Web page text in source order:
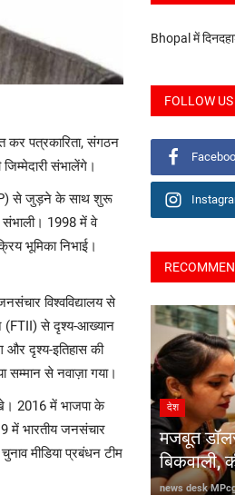
कर पत्रकारिता, संगठन
संभालेंगे।
से जुड़ने के साथ शुरू
संभाली। 1998 में वे
भूमिका निभाई।
विश्वविद्यालय से
(FTII) से दृश्य-आख्यान
और दृश्य-इतिहास की
सम्मान से नवाज़ा गया।
2016 में भाजपा के
में भारतीय जनसंचार
मीडिया प्रबंधन टीम
Bhopal में
FOLLOW US
देश
मजबूत
बिकवाली,
news desk